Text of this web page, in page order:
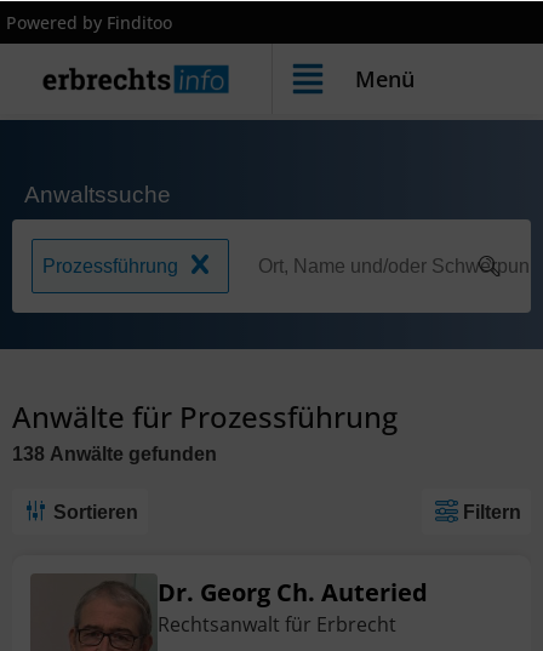
Powered by Finditoo
Menü
Anwaltssuche
Prozessführung
Anwälte für Prozessführung
138 Anwälte gefunden
Sortieren Filtern
Dr. Georg Ch. Auteried
Rechtsanwalt für Erbrecht